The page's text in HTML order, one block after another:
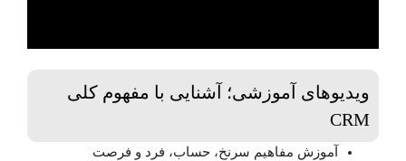
ویدیوهای آموزشی؛ آشنایی با مفهوم کلی
CRM
آموزش مفاهیم سرنخ، حساب، فرد و فرصت